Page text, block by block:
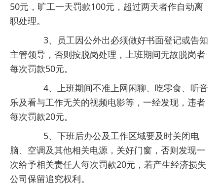
50元，旷工一天罚款100元，超过两天者作自动离
职处理。
3、员工因公外出必须做好书面登记或告知
主管领导，否则按脱岗处理，上班期间无故脱岗者
每次罚款50元。
4、上班期间不准上网闲聊、吃零食、听音
乐及看与工作无关的视频电影等，一经发现，违者
每次罚款20元。
5、下班后办公及工作区域要及时关闭电
脑、空调及其他相关电源，关好门窗，否则发现一
次给予相关责任人每次罚款20元，若产生经济损失
公司保留追究权利。